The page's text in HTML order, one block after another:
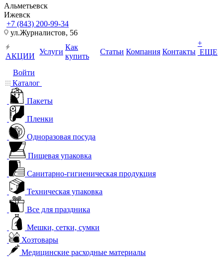
Альметьевск
Ижевск
+7 (843) 200-99-34
ул.Журналистов, 56
АКЦИИ
Услуги
Как
купить
Статьи Компания Контакты
+
ЕЩЕ
Войти
Каталог
Пакеты
Пленки
Одноразовая посуда
Пищевая упаковка
Санитарно-гигиеническая продукция
Техническая упаковка
Все для праздника
Мешки, сетки, сумки
Хозтовары
Медицинские расходные материалы